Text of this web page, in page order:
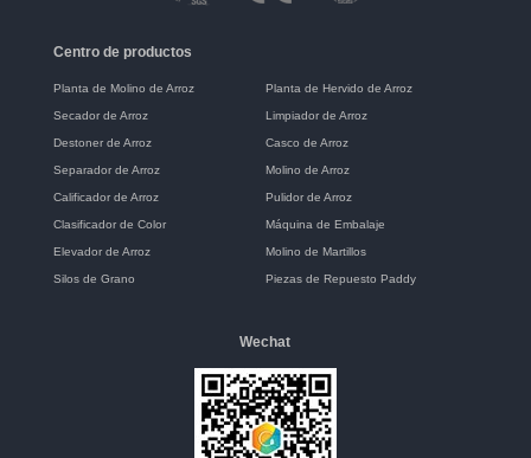
Centro de productos
Planta de Molino de Arroz Planta de Hervido de Arroz
Secador de Arroz Limpiador de Arroz
Destoner de Arroz Casco de Arroz
Separador de Arroz Molino de Arroz
Calificador de Arroz Pulidor de Arroz
Clasificador de Color Máquina de Embalaje
Elevador de Arroz Molino de Martillos
Silos de Grano Piezas de Repuesto Paddy
Wechat